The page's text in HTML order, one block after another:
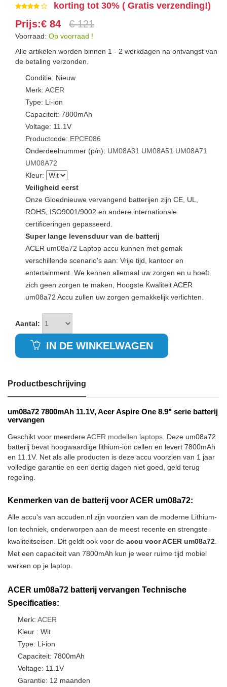
korting tot 30% ( Gratis verzending!)
Prijs:€ 84 € 121
Voorraad: Op voorraad !
Alle artikelen worden binnen 1 - 2 werkdagen na ontvangst van
de betaling verzonden.
Conditie: Nieuw
Merk: ACER
Type: Li-ion
Capaciteit: 7800mAh
Voltage: 11.1V
Productcode: EPCE086
Onderdeelnummer (p/n): UM08A31 UM08A51 UM08A71
UM08A72
Kleur:
Veiligheid eerst
Onze Gloednieuwe vervangend batterijen zijn CE, UL,
ROHS, ISO9001/9002 en andere internationale
certificeringen gepasseerd.
Super lange levensduur van de batterij
ACER um08a72 Laptop accu kunnen met gemak
verschillende scenario's aan: Vrije tijd, kantoor en
entertainment. We kennen allemaal uw zorgen en u hoeft
zich geen zorgen te maken, Hoogste Kwaliteit ACER
um08a72 Accu zullen uw zorgen gemakkelijk verlichten.
Aantal:
IN DE WINKELWAGEN
Productbeschrijving
um08a72 7800mAh 11.1V, Acer Aspire One 8.9" serie batterij
vervangen
Geschikt voor meerdereACER modellen laptops . Deze um08a72
batterij bevat hoogwaardige lithium-ion cellen en levert 7800mAh
en 11.1V. Net als alle producten is deze accu voorzien van 1 jaar
volledige garantie en een dertig dagen niet goed, geld terug
regeling.
Kenmerken van de batterij voor ACER um08a72:
Alle accu's van accuden.nl zijn voorzien van de moderne Lithium-
Ion techniek, onderworpen aan de meest recente en strengste
kwaliteitseisen. Dit geldt ook voor de accu voor ACER um08a72
Met een capaciteit van 7800mAh kun je weer ruime tijd mobiel
werken op je laptop.
ACER um08a72 batterij vervangen Technische
Specificaties:
Merk: ACER
Kleur : Wit
Type: Li-ion
Capaciteit: 7800mAh
Voltage: 11.1V
Garantie: 12 maanden